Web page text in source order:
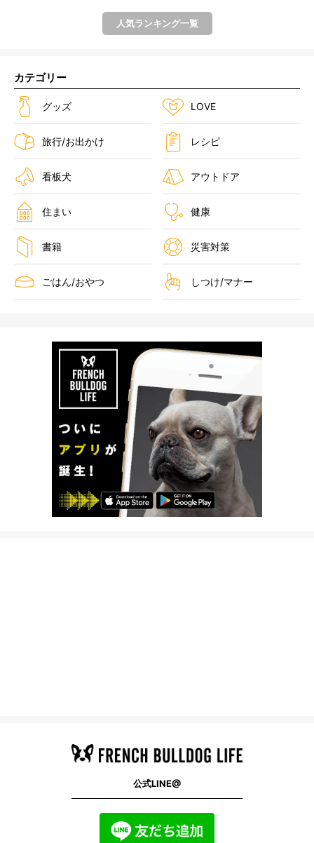
人気ランキング一覧
カテゴリー
グッズ LOVE
旅行/お出かけ レシピ
看板犬 アウトドア
住まい 健康
書籍 災害対策
ごはん/おやつ しつけ/マナー
公式LINE@